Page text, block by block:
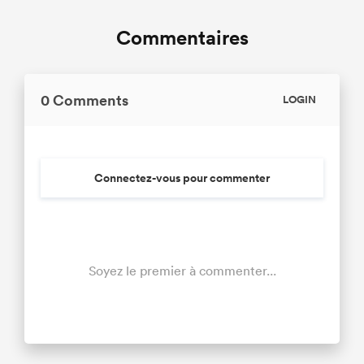
Commentaires
0 Comments LOGIN
Connectez-vous pour commenter
Soyez le premier à commenter...